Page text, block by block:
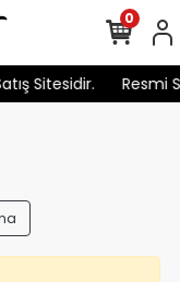
Sitesidir. Resmi
0